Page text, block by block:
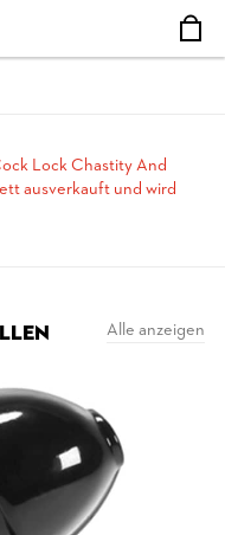
Lock Chastity And
ausverkauft und wird
Alle anzeigen